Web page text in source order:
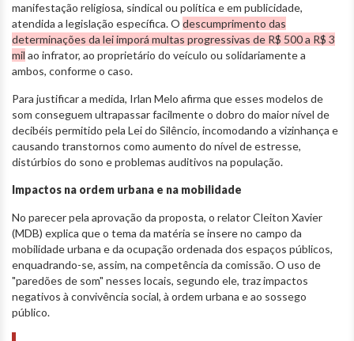
manifestação religiosa, sindical ou política e em publicidade,
atendida a legislação específica. O descumprimento das
determinações da lei imporá multas progressivas de R$ 500 a R$ 3
mil ao infrator, ao proprietário do veículo ou solidariamente a
ambos, conforme o caso.
Para justificar a medida, Irlan Melo afirma que esses modelos de
som conseguem ultrapassar facilmente o dobro do maior nível de
decibéis permitido pela Lei do Silêncio, incomodando a vizinhança e
causando transtornos como aumento do nível de estresse,
distúrbios do sono e problemas auditivos na população.
Impactos na ordem urbana e na mobilidade
No parecer pela aprovação da proposta, o relator Cleiton Xavier
(MDB) explica que o tema da matéria se insere no campo da
mobilidade urbana e da ocupação ordenada dos espaços públicos,
enquadrando-se, assim, na competência da comissão. O uso de
"paredões de som" nesses locais, segundo ele, traz impactos
negativos à convivência social, à ordem urbana e ao sossego
público.